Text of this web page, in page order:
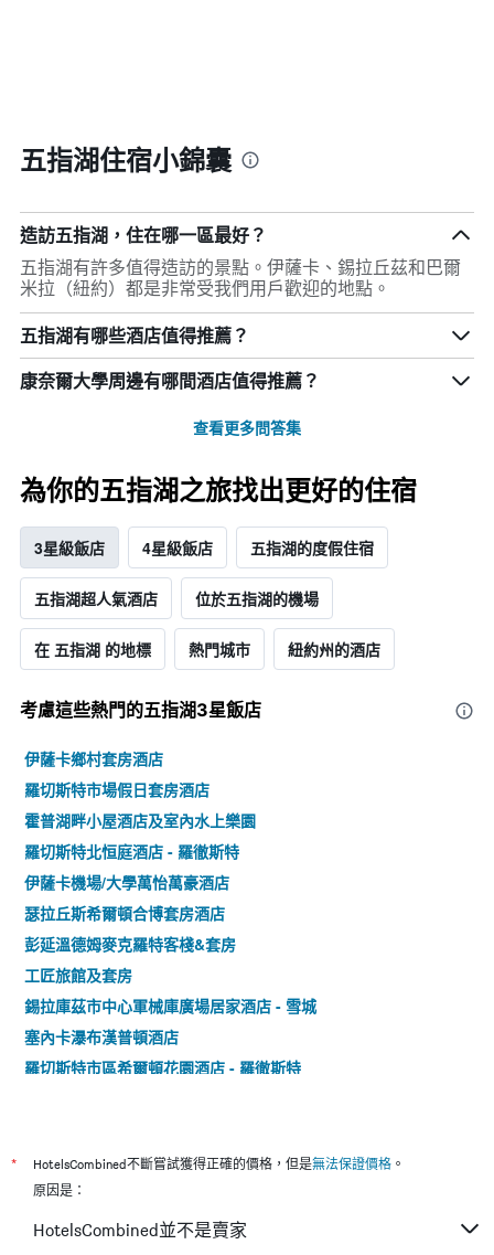
五指湖住宿小錦囊
造訪五指湖，住在哪一區最好？
五指湖有許多值得造訪的景點。伊薩卡、錫拉丘茲和巴爾
米拉（紐約）都是非常受我們用戶歡迎的地點。
五指湖有哪些酒店值得推薦？
康奈爾大學周邊有哪間酒店值得推薦？
查看更多問答集
為你的五指湖之旅找出更好的住宿
3星級飯店 4星級飯店 五指湖的度假住宿
五指湖超人氣酒店 位於五指湖的機場
在 五指湖 的地標 熱門城市 紐約州的酒店
考慮這些熱門的五指湖3星​飯店
伊薩卡鄉村套房酒店
羅切斯特市場假日套房酒店
霍普湖畔小屋酒店及室內水上樂園
羅切斯特北恒庭酒店 - 羅徹斯特
伊薩卡機場/大學萬怡萬豪酒店
瑟拉丘斯希爾頓合博套房酒店
彭延溫德姆麥克羅特客棧&套房
工匠旅館及套房
錫拉庫茲市中心軍械庫廣場居家酒店 - 雪城
塞內卡瀑布漢普頓酒店
羅切斯特市區希爾頓花園酒店 - 羅徹斯特
西拉丘茲克萊漢普頓酒店
Budget Inn
* HotelsCombined不斷嘗試獲得正確的價格，但是無法保證價格 。
原因是：
HotelsCombined並不是賣家